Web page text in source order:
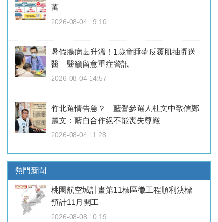
萬
2026-08-04 19:10
暑假腸病毒升溫！1歲童睡夢反覆肌抽躍送
醫 醫籲留意重症警訊
2026-08-04 14:57
竹北選情告急？ 藍營參選人杜文中致信鄭
麗文：藍白合作絕不能喪失尊嚴
2026-08-04 11:28
熱門新聞
桃園航空城計畫第11標區徵工程順利決標
預計11月開工
2026-08-08 10:19